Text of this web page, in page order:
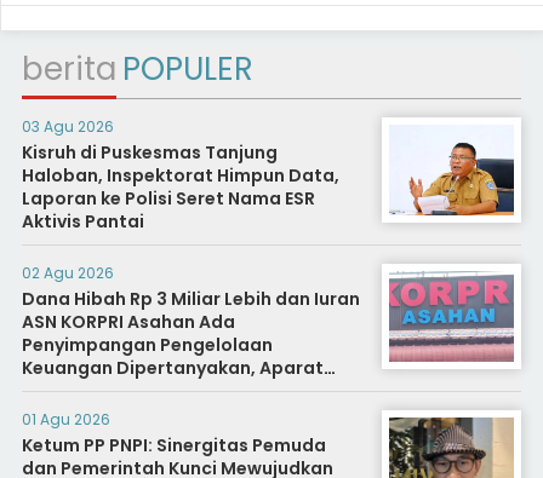
berita POPULER
03 Agu 2026
Kisruh di Puskesmas Tanjung
Haloban, Inspektorat Himpun Data,
Laporan ke Polisi Seret Nama ESR
Aktivis Pantai
02 Agu 2026
Dana Hibah Rp 3 Miliar Lebih dan Iuran
ASN KORPRI Asahan Ada
Penyimpangan Pengelolaan
Keuangan Dipertanyakan, Aparat
Diminta Segera Usut
01 Agu 2026
Ketum PP PNPI: Sinergitas Pemuda
dan Pemerintah Kunci Mewujudkan